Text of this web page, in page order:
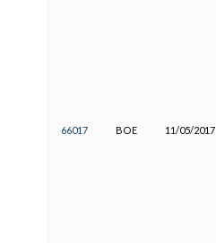
66017 BOE 11/05/2017